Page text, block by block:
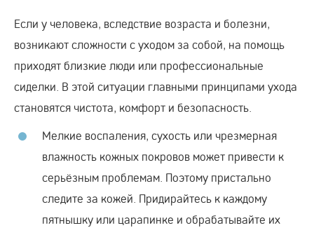
Если у человека, вследствие возраста и болезни,
возникают сложности с уходом за собой, на помощь
приходят близкие люди или профессиональные
сиделки. В этой ситуации главными принципами ухода
становятся чистота, комфорт и безопасность.
Мелкие воспаления, сухость или чрезмерная
влажность кожных покровов может привести к
серьёзным проблемам. Поэтому пристально
следите за кожей. Придирайтесь к каждому
пятнышку или царапинке и обрабатывайте их